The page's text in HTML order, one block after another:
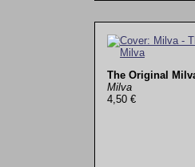
The Original
Milva
4,50 €